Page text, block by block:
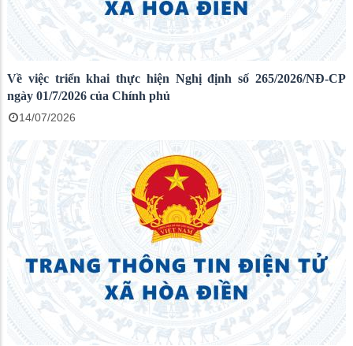
Về việc triển khai thực hiện Nghị định số 265/2026/NĐ-CP
ngày 01/7/2026 của Chính phủ
14/07/2026